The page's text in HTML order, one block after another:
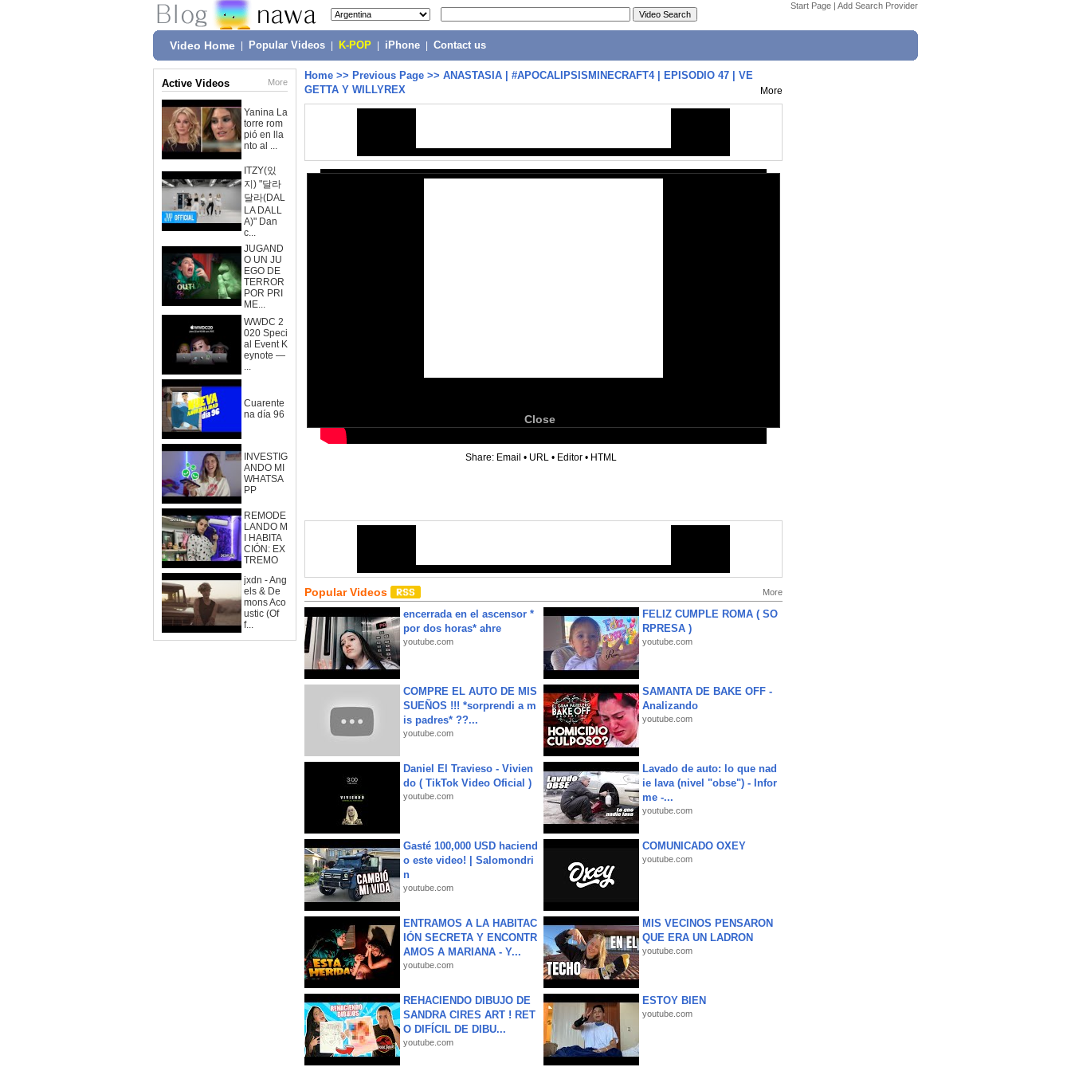
Start Page | Add Search Provider
Video Home Popular Videos K-POP iPhone Contact us
Active Videos More
Yanina La
torre rom
pió en lla
nto al ...
ITZY(있
지) "달라
달라(DAL
LA DALL
A)" Dan
c...
JUGAND
O UN JU
EGO DE
TERROR
POR PRI
ME...
WWDC 2
020 Speci
al Event K
eynote —
...
Cuarente
na día 96
INVESTIG
ANDO MI
WHATSA
PP
REMODE
LANDO M
I HABITA
CIÓN: EX
TREMO
jxdn - Ang
els & De
mons Aco
ustic (Of
f...
Home >> Previous Page >> ANASTASIA | #APOCALIPSISMINECRAFT4 | EPISODIO 47 | VE
GETTA Y WILLYREX
More
Close
Share: Email • URL • Editor • HTML
Popular Videos More
encerrada en el ascensor *
por dos horas* ahre
youtube.com
FELIZ CUMPLE ROMA ( SO
RPRESA )
youtube.com
COMPRE EL AUTO DE MIS
SUEÑOS !!! *sorprendi a m
is padres* ??...
youtube.com
SAMANTA DE BAKE OFF -
Analizando
youtube.com
Daniel El Travieso - Vivien
do ( TikTok Video Oficial )
youtube.com
Lavado de auto: lo que nad
ie lava (nivel "obse") - Infor
me -...
youtube.com
Gasté 100,000 USD haciend
o este video! | Salomondri
n
youtube.com
COMUNICADO OXEY
youtube.com
ENTRAMOS A LA HABITAC
IÓN SECRETA Y ENCONTR
AMOS A MARIANA - Y...
youtube.com
MIS VECINOS PENSARON
QUE ERA UN LADRON
youtube.com
REHACIENDO DIBUJO DE
SANDRA CIRES ART ! RET
O DIFÍCIL DE DIBU...
youtube.com
ESTOY BIEN
youtube.com